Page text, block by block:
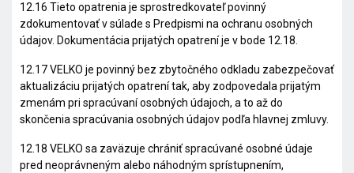
12.16 Tieto opatrenia je sprostredkovateľ povinný
zdokumentovať v súlade s Predpismi na ochranu osobných
údajov. Dokumentácia prijatých opatrení je v bode 12.18.
12.17 VELKO je povinný bez zbytočného odkladu zabezpečovať
aktualizáciu prijatých opatrení tak, aby zodpovedala prijatým
zmenám pri spracúvaní osobných údajoch, a to až do
skončenia spracúvania osobných údajov podľa hlavnej zmluvy.
12.18 VELKO sa zaväzuje chrániť spracúvané osobné údaje
pred neoprávneným alebo náhodným sprístupnením,